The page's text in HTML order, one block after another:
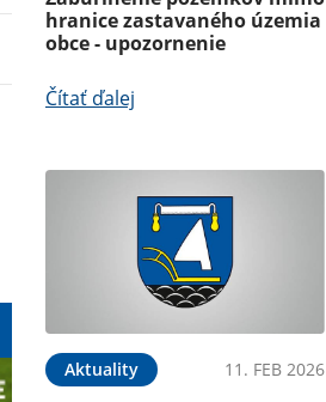
hranice zastavaného územia
obce - upozornenie
Čítať ďalej
Aktuality 11. FEB 2026